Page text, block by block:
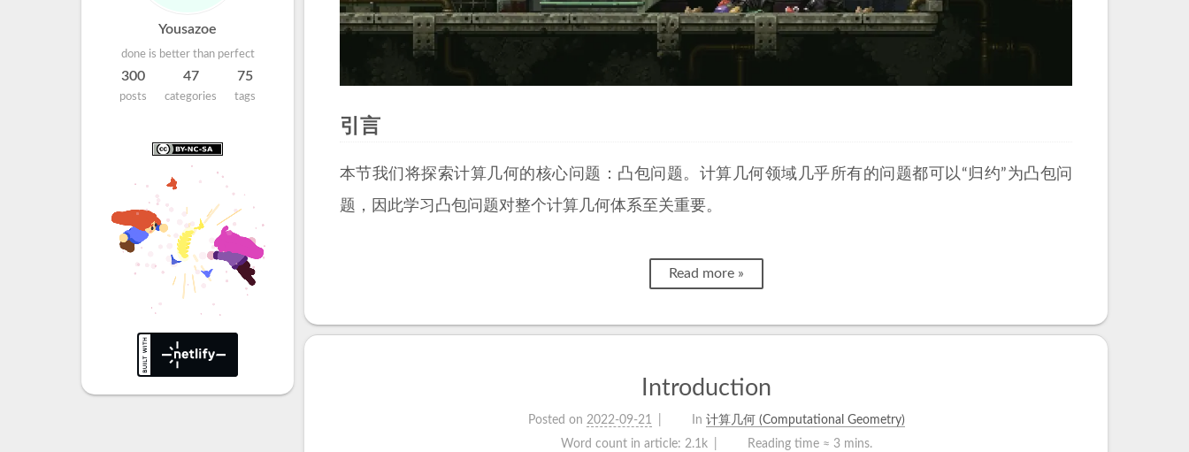
Yousazoe
done is better than perfect
300
posts
47
categories
75
tags
引言
本节我们将探索计算几何的核心问题：凸包问题。计算几何领域几乎所有的问题都可以“归约”为凸包问
题，因此学习凸包问题对整个计算几何体系至关重要。
Read more »
Introduction
Posted on 2022-09-21 In 计算几何 (Computational Geometry)
Word count in article: 2.1k Reading time ≈ 3 mins.